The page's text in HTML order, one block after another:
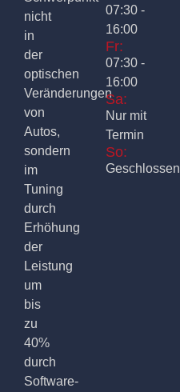
nicht
in
der
optischen
Veränderungen
von
Autos,
sondern
im
Tuning
durch
Erhöhung
der
Leistung
um
bis
zu
40%
durch
Software-
07:30 -
16:00
Fr:
07:30 -
16:00
Sa:
Nur mit
Termin
So:
Geschlossen